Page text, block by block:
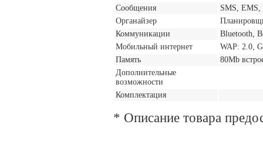
Сообщения
SMS, EMS,
Органайзер
Коммуникации
Bluetooth,
Мобильный интернет
WAP: 2.0,
Память
80Mb
Дополнительные
возможности
Комплектация
* Описание товара